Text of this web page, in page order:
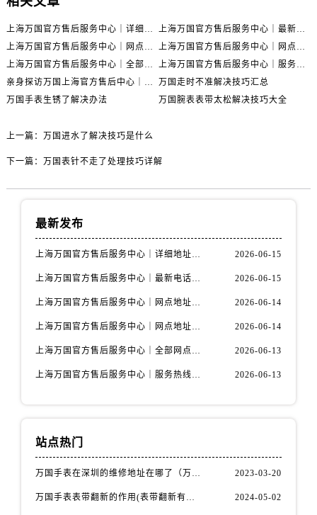
上海万国官方售后服务中心｜详细地址与售后电话权威信息公示（2026年6月最新）
上海万国官方售后服务中心｜最新电话及地址权威信息公示（2026年6月最新）
上海万国官方售后服务中心｜网点地址及热线权威信息公示（2026年6月最新）
上海万国官方售后服务中心｜网点地址与服务热线权威信息公示（2026年6月最新）
上海万国官方售后服务中心｜全部网点地址电话权威信息公示（2026年6月最新）
上海万国官方售后服务中心｜服务热线及办公地址权威信息公示（2026年6月最新）
亲身探访万国上海官方售后中心｜地址报修全流程真实经历（2026年6月最新）
万国走时不准解决技巧汇总
万国手表生锈了解决办法
万国腕表表带太松解决技巧大全
上一篇： 万国进水了解决技巧是什么
下一篇： 万国表针不走了处理技巧详解
最新发布
上海万国官方售后服务中心｜详细地址与售后电话权威信息公示（2026年6月最新） 2026-06-15
上海万国官方售后服务中心｜最新电话及地址权威信息公示（2026年6月最新） 2026-06-15
上海万国官方售后服务中心｜网点地址及热线权威信息公示（2026年6月最新） 2026-06-14
上海万国官方售后服务中心｜网点地址与服务热线权威信息公示（2026年6月最新） 2026-06-14
上海万国官方售后服务中心｜全部网点地址电话权威信息公示（2026年6月最新） 2026-06-13
上海万国官方售后服务中心｜服务热线及办公地址权威信息公示（2026年6月最新） 2026-06-13
站点热门
万国手表在深圳的维修地址在哪了（万国手表如何更换表带） 2023-03-20
万国手表表带翻新的作用(表带翻新有什么用) 2024-05-02